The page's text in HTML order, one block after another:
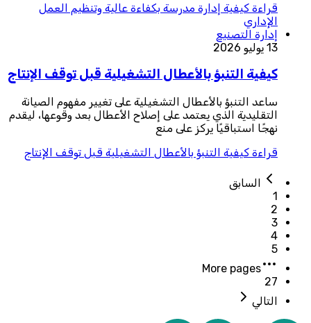
قراءة كيفية إدارة مدرسة بكفاءة عالية وتنظيم العمل
الإداري
إدارة التصنيع
13 يوليو 2026
كيفية التنبؤ بالأعطال التشغيلية قبل توقف الإنتاج
ساعد التنبؤ بالأعطال التشغيلية على تغيير مفهوم الصيانة
التقليدية الذي يعتمد على إصلاح الأعطال بعد وقوعها، ليقدم
نهجًا استباقيًا يركز على منع
قراءة كيفية التنبؤ بالأعطال التشغيلية قبل توقف الإنتاج
السابق
1
2
3
4
5
More pages
27
التالي